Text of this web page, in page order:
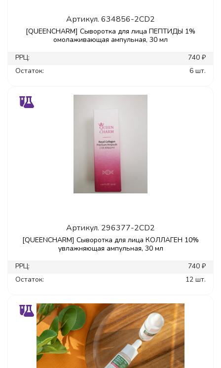
Артикул. 634856-2CD2
[QUEENCHARM] Сыворотка для лица ПЕПТИДЫ 1%
омолаживающая ампульная, 30 мл
РРЦ:
740 ₽
Остаток:
6 шт.
Артикул. 296377-2CD2
[QUEENCHARM] Сыворотка для лица КОЛЛАГЕН 10%
увлажняющая ампульная, 30 мл
РРЦ:
740 ₽
Остаток:
12 шт.